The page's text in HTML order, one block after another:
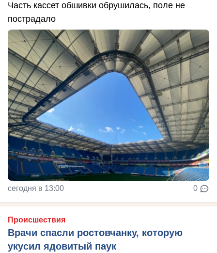
Часть кассет обшивки обрушилась, поле не
пострадало
сегодня в 13:00 0
Происшествия
Врачи спасли ростовчанку, которую
укусил ядовитый паук